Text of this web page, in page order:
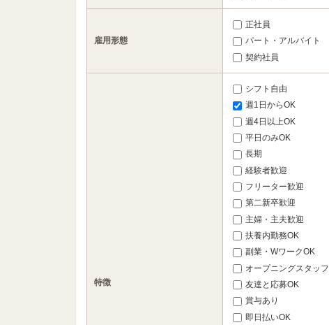
雇用形態
正社員
パート・アルバイト
契約社員
特徴
シフト自由
週1日からOK
週4日以上OK
平日のみOK
長期
経験者歓迎
フリーター歓迎
第二新卒歓迎
主婦・主夫歓迎
扶養内勤務OK
副業・WワークOK
オープニングスタッフ
友達と応募OK
賞与あり
即日払いOK